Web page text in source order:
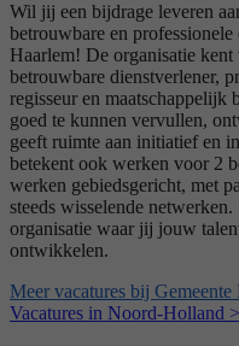
Wil jij een bijdrage leveren
betrouwbare en
Haarlem! De organisatie
betrouwbare dienstverlener,
regisseur en maatschappelijk
goed te kunnen vervullen,
geeft ruimte aan initiatief en
betekent ook werken voor 2
werken gebiedsgericht, met
steeds wisselende
organisatie waar jij jouw
ontwikkelen.
Meer vacatures bij Gemeente
Vacatures in Noord-Holland >